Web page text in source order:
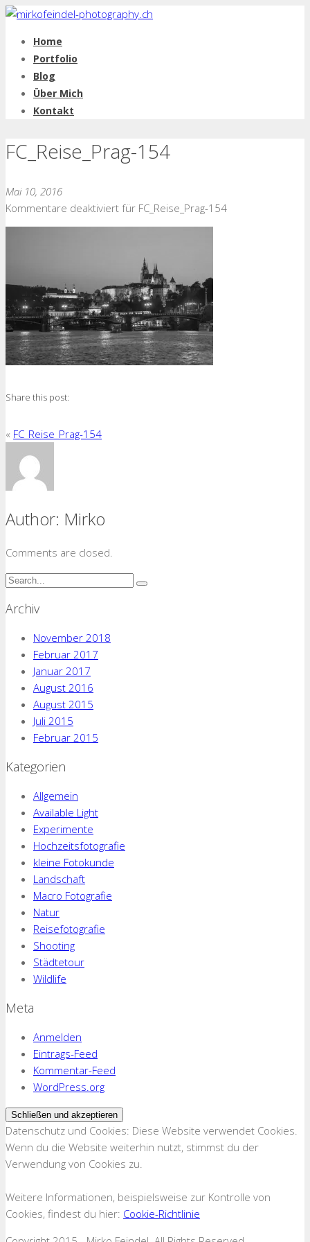
Home
Portfolio
Blog
Über Mich
Kontakt
FC_Reise_Prag-154
Mai 10, 2016
Kommentare deaktiviert für FC_Reise_Prag-154
Share this post:
« FC_Reise_Prag-154
Author: Mirko
Comments are closed.
Archiv
November 2018
Februar 2017
Januar 2017
August 2016
August 2015
Juli 2015
Februar 2015
Kategorien
Allgemein
Available Light
Experimente
Hochzeitsfotografie
kleine Fotokunde
Landschaft
Macro Fotografie
Natur
Reisefotografie
Shooting
Städtetour
Wildlife
Meta
Anmelden
Eintrags-Feed
Kommentar-Feed
WordPress.org
Datenschutz und Cookies: Diese Website verwendet Cookies.
Wenn du die Website weiterhin nutzt, stimmst du der
Verwendung von Cookies zu.
Weitere Informationen, beispielsweise zur Kontrolle von
Cookies, findest du hier: Cookie-Richtlinie